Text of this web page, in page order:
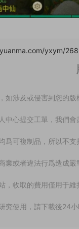
yxym/
涉及或侵害到您的版
心提交工單，我們會
可複制品，所以不支
或者違法行爲造成嚴
收取的費用僅用于維
使用，請下載後24小